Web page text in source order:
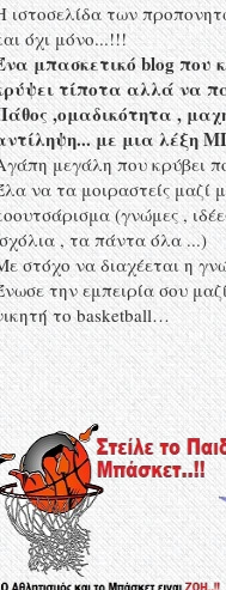
ιστοσελίδα των
όχι μόνο...!!!
μπασκετικό blog που
τίποτα αλλά να
,ομαδικότητα ,
με μια λέξη
μεγάλη που κρύβει
να τα μοιραστείς μαζί
(γνώμες ,
, τα πάντα όλα ...)
στόχο να διαχέεται η
την εμπειρία σου
το basketball…